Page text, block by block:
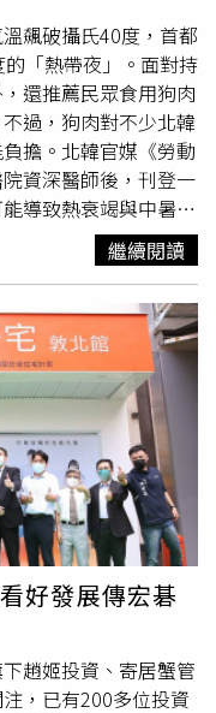
自信，也不太敢挺胸
加充沛，個性也變得
網友討論，有人笑稱
故事證明，先天條件
過長期自律與努力，
的自己。
飆破攝氏40度，首都
「熱帶夜」。面對持
還推薦民眾食用狗肉
過，狗肉對不少北韓
擔。北韓官媒《勞動
資深醫師後，刊登一
導致熱衰竭與中暑，
亢進等慢性疾病惡
助消暑的食物，也推
，以維持體力、對抗
「甜肉湯」
統滋補食品，認為具
由於價格不低，對不
人都能負擔。這波熱
高溫所苦。據南韓官
。總統李在明已要求
等高風險族群，並強
南部梁山市日前測得
以來最高溫；大邱、
後段，全國已連續5
緊急警報制度，目前
呼籲民眾避免從事戶
內環境，也可能面臨
所休息，並適時補充
繼續閱讀
好發展傳宏碁
趙姬投資、寄居蟹管
，已有200多位投資